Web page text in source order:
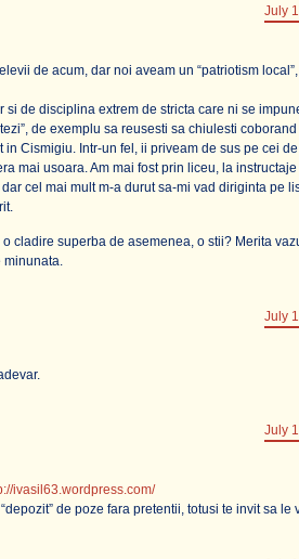
July
de acum, dar noi aveam un “patriotism local”,
si de disciplina extrem de stricta care ni se
de exemplu sa reusesti sa chiulesti
in Cismigiu. Intr-un fel, ii priveam de sus pe cei
mai usoara. Am mai fost prin liceu, la
cel mai mult m-a durut sa-mi vad diriginta pe
cladire superba de asemenea, o stii? Merita
minunata.
July
July
ivasil63.wordpress.com/
de poze fara pretentii, totusi te invit sa le